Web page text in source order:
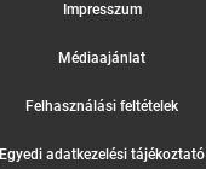
Impresszum
Médiaajánlat
Felhasználási feltételek
Egyedi adatkezelési tájékoztató